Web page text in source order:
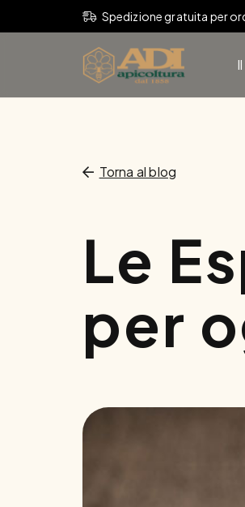
Spedizione gratuita per
Torna al blog
Le
per